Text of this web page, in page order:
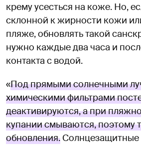
крему усесться на коже. Но,
склонной к жирности кожи
пляже, обновлять такой
нужно каждые два часа и
контакта с водой.
«Под прямыми солнечными
химическими фильтрами
деактивируются, а при
купании смываются, поэтому
обновления. Солнцезащитные